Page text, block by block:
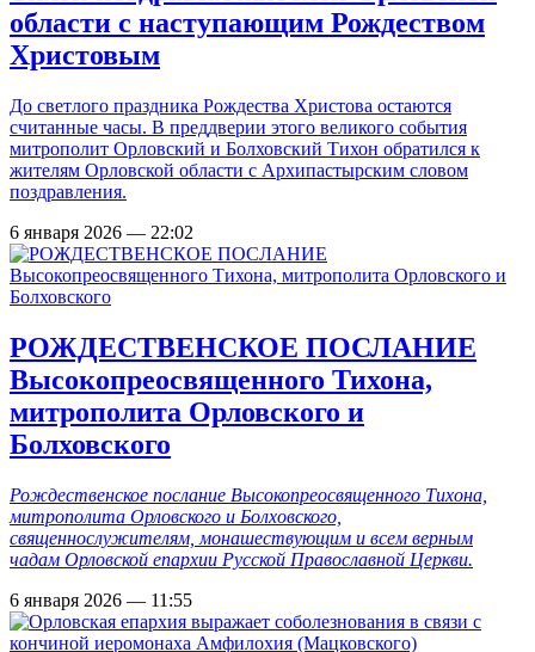
области с наступающим Рождеством
Христовым
До светлого праздника Рождества Христова остаются
считанные часы. В преддверии этого великого события
митрополит Орловский и Болховский Тихон обратился к
жителям Орловской области с Архипастырским словом
поздравления.
6 января 2026 — 22:02
РОЖДЕСТВЕНСКОЕ ПОСЛАНИЕ
Высокопреосвященного Тихона,
митрополита Орловского и
Болховского
Рождественское послание Высокопреосвященного Тихона,
митрополита Орловского и Болховского,
священнослужителям, монашествующим и всем верным
чадам Орловской епархии Русской Православной Церкви.
6 января 2026 — 11:55